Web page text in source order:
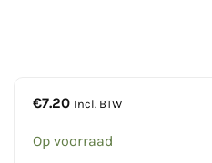
€7.20 Incl. BTW
Op voorraad